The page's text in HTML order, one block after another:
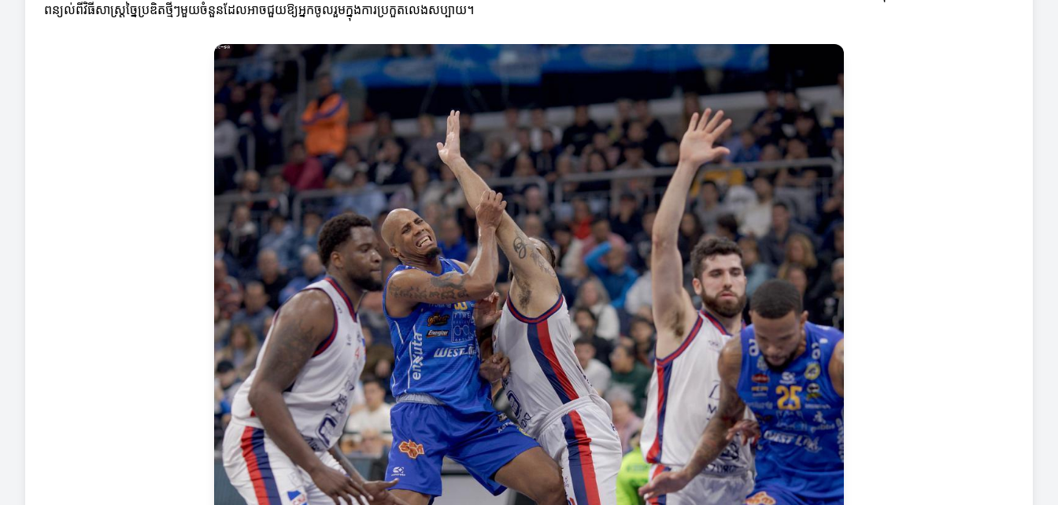
ពន្យល់ពីវិធីសាស្ត្រច្នៃប្រឌិតថ្មីៗមួយចំនួនដែលអាចជួយឱ្យអ្នកចូលរួមក្នុងការប្រកួតលេងសប្បាយ។